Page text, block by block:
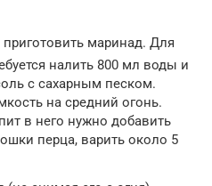
маринад. Для
налить 800 мл воды и
с сахарным песком.
на средний огонь.
в него нужно добавить
перца, варить около 5